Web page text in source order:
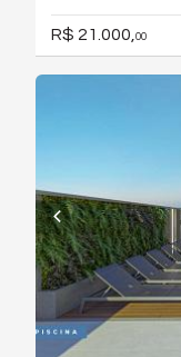
R$ 21.000, 00